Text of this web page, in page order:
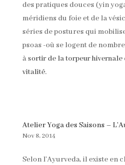
des pratiques douces (yin
méridiens du foie et de la
séries de postures qui
psoas -où se logent de
à sortir de la torpeur hivernale
vitalité.
Atelier Yoga des Saisons –
Nov 8, 2014
Selon l’Ayurveda, il existe en